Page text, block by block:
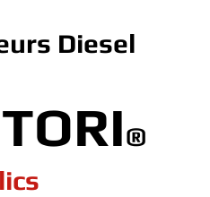
Diesel
®